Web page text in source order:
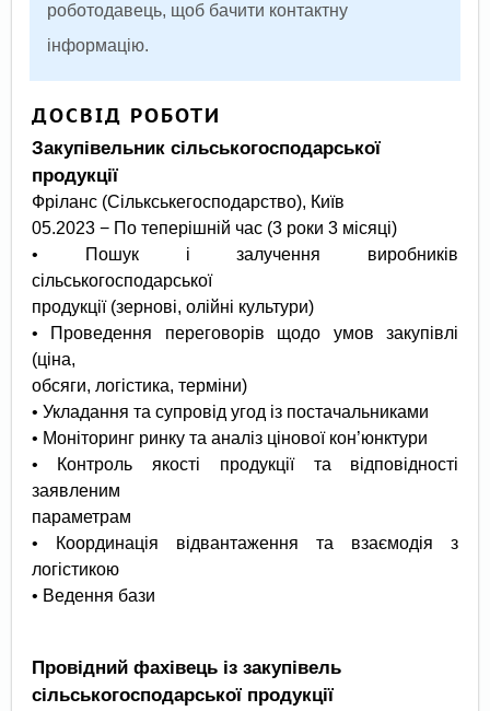
роботодавець, щоб бачити контактну
інформацію.
ДОСВІД РОБОТИ
Закупівельник сільськогосподарської
продукції
Фріланс (Сількськегосподарство), Київ
05.2023 − По теперішній час (3 роки 3 місяці)
• Пошук і залучення виробників
сільськогосподарської
продукції (зернові, олійні культури)
• Проведення переговорів щодо умов закупівлі
(ціна,
обсяги, логістика, терміни)
• Укладання та супровід угод із постачальниками
• Моніторинг ринку та аналіз цінової кон’юнктури
• Контроль якості продукції та відповідності
заявленим
параметрам
• Координація відвантаження та взаємодія з
логістикою
• Ведення бази
Провідний фахівець із закупівель
сільськогосподарської продукції